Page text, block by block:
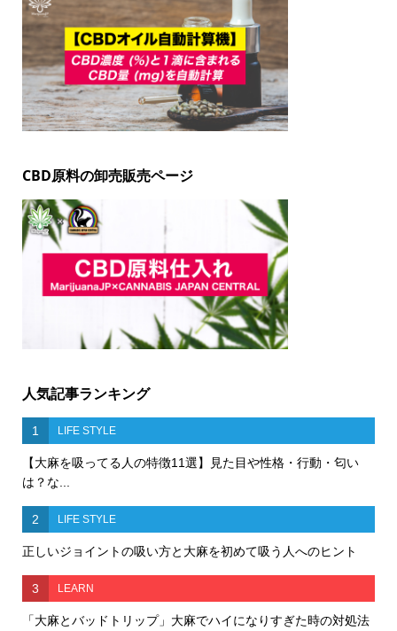
CBD原料の卸売販売ページ
人気記事ランキング
1 LIFE STYLE
【大麻を吸ってる人の特徴11選】見た目や性格・行動・匂い
は？な...
2 LIFE STYLE
正しいジョイントの吸い方と大麻を初めて吸う人へのヒント
3 LEARN
「大麻とバッドトリップ」大麻でハイになりすぎた時の対処法